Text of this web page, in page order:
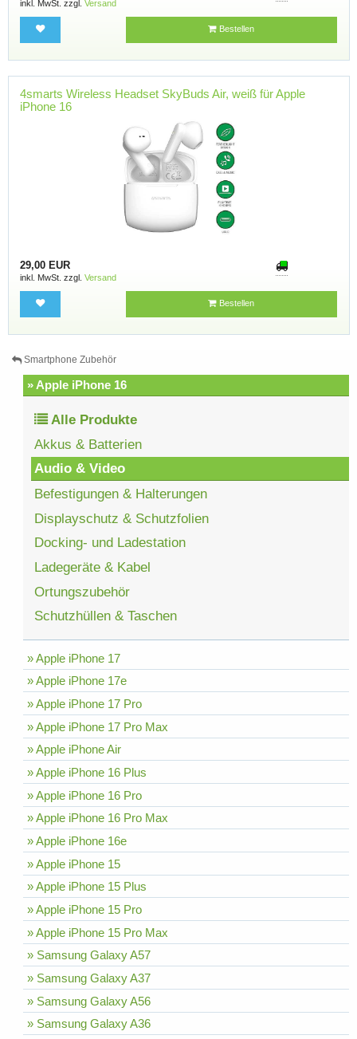
inkl. MwSt. zzgl. Versand
Bestellen
4smarts Wireless Headset SkyBuds Air, weiß für Apple
iPhone 16
29,00 EUR
inkl. MwSt. zzgl. Versand
Bestellen
Smartphone Zubehör
» Apple iPhone 16
Alle Produkte
Akkus & Batterien
Audio & Video
Befestigungen & Halterungen
Displayschutz & Schutzfolien
Docking- und Ladestation
Ladegeräte & Kabel
Ortungszubehör
Schutzhüllen & Taschen
» Apple iPhone 17
» Apple iPhone 17e
» Apple iPhone 17 Pro
» Apple iPhone 17 Pro Max
» Apple iPhone Air
» Apple iPhone 16 Plus
» Apple iPhone 16 Pro
» Apple iPhone 16 Pro Max
» Apple iPhone 16e
» Apple iPhone 15
» Apple iPhone 15 Plus
» Apple iPhone 15 Pro
» Apple iPhone 15 Pro Max
» Samsung Galaxy A57
» Samsung Galaxy A37
» Samsung Galaxy A56
» Samsung Galaxy A36